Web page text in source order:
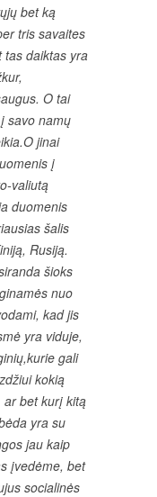
bet ką
tris savaites
tas daiktas yra
O tai
savo namų
jinai
į
valiutą
duomenis
šalis
Rusiją.
šioks
nuo
kad jis
yra viduje,
gali
kokią
ar bet kurį kitą
yra su
jau kaip
įvedėme, bet
socialinės